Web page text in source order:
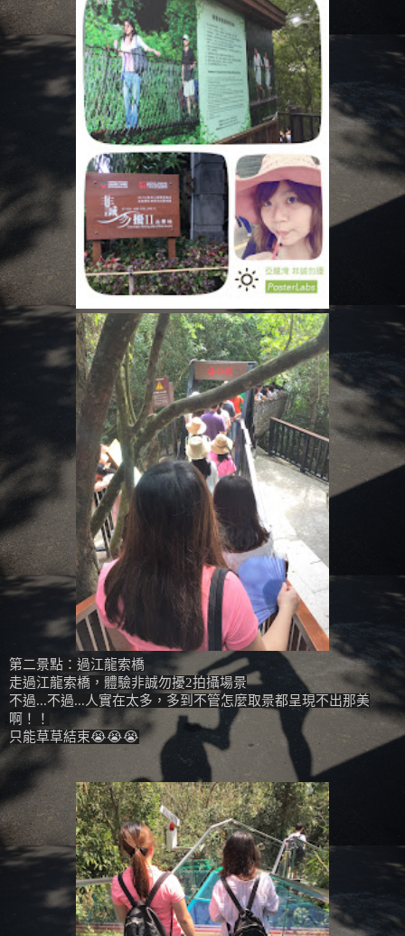
第二景點：過江龍索橋
走過江龍索橋，體驗非誠勿擾2拍攝場景
不過...不過...人實在太多，多到不管怎麼取景都呈現不出那美
啊！！
只能草草結束😭😭😭